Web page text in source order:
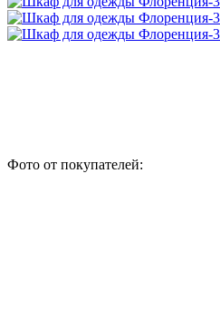
Фото от покупателей: